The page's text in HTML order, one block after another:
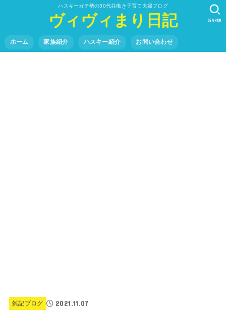
ハスキーガチ勢の30代共働き子育て夫婦ブログ
ヴィヴィまり日記
ホーム 家族紹介 ハスキー紹介 お問い合わせ
SEARCH
雑記ブログ 2021.11.07